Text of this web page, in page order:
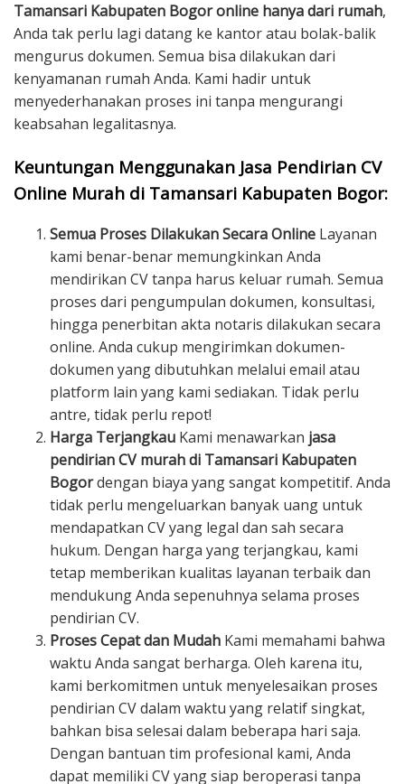
Tamansari Kabupaten Bogor online hanya dari rumah,
Anda tak perlu lagi datang ke kantor atau bolak-balik
mengurus dokumen. Semua bisa dilakukan dari
kenyamanan rumah Anda. Kami hadir untuk
menyederhanakan proses ini tanpa mengurangi
keabsahan legalitasnya.
Keuntungan Menggunakan Jasa Pendirian CV
Online Murah di Tamansari Kabupaten Bogor:
Semua Proses Dilakukan Secara Online Layanan
kami benar-benar memungkinkan Anda
mendirikan CV tanpa harus keluar rumah. Semua
proses dari pengumpulan dokumen, konsultasi,
hingga penerbitan akta notaris dilakukan secara
online. Anda cukup mengirimkan dokumen-
dokumen yang dibutuhkan melalui email atau
platform lain yang kami sediakan. Tidak perlu
antre, tidak perlu repot!
Harga Terjangkau Kami menawarkan jasa
pendirian CV murah di Tamansari Kabupaten
Bogordengan biaya yang sangat kompetitif. Anda
tidak perlu mengeluarkan banyak uang untuk
mendapatkan CV yang legal dan sah secara
hukum. Dengan harga yang terjangkau, kami
tetap memberikan kualitas layanan terbaik dan
mendukung Anda sepenuhnya selama proses
pendirian CV.
Proses Cepat dan Mudah Kami memahami bahwa
waktu Anda sangat berharga. Oleh karena itu,
kami berkomitmen untuk menyelesaikan proses
pendirian CV dalam waktu yang relatif singkat,
bahkan bisa selesai dalam beberapa hari saja.
Dengan bantuan tim profesional kami, Anda
dapat memiliki CV yang siap beroperasi tanpa